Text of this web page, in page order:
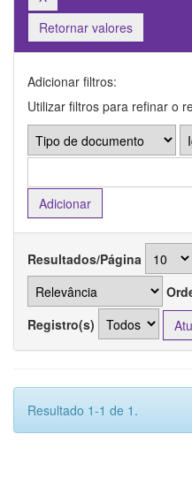
Retornar valores
Adicionar filtros:
Utilizar filtros para refinar o
Resultados/Página
Registro(s)
Resultado 1-1 de 1.